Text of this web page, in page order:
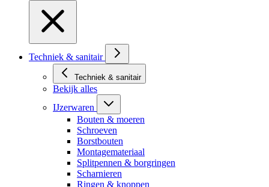
Techniek & sanitair
Techniek & sanitair
Bekijk alles
IJzerwaren
Bouten & moeren
Schroeven
Borstbouten
Montagemateriaal
Splitpennen & borgringen
Scharnieren
Ringen & knoppen